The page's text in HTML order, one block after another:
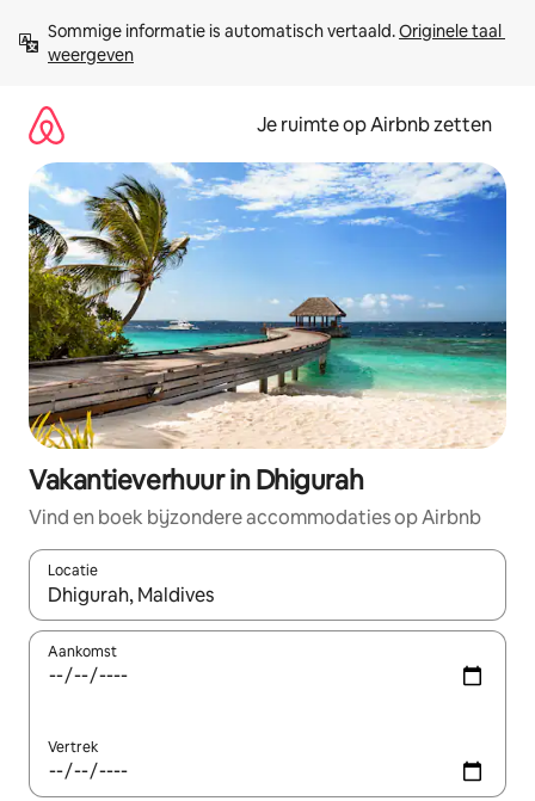
direct
naar
Sommige informatie is automatisch vertaald. Originele taal
weergeven
Je ruimte op Airbnb zetten
Vakantieverhuur in Dhigurah
Vind en boek bijzondere accommodaties op Airbnb
Locatie
Wanneer er suggesties beschikbaar zijn, maak je een keuze
Aankomst
Vertrek